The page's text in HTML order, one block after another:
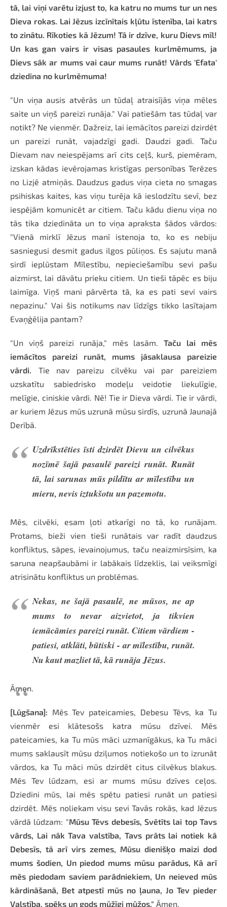
tā, lai viņi varētu izjust to, ka katru no mums tur un nes
Dieva rokas. Lai Jēzus izcīnītais kļūtu īstenība, lai katrs
to zinātu. Rīkoties kā Jēzum! Tā ir dzīve, kuru Dievs mīl!
Un kas gan vairs ir visas pasaules kurlmēmums, ja
Dievs sāk ar mums vai caur mums runāt! Vārds 'Efata'
dziedina no kurlmēmuma!
"Un viņa ausis atvērās un tūdaļ atraisījās viņa mēles
saite un viņš pareizi runāja." Vai patiešām tas tūdaļ var
notikt? Ne vienmēr. Dažreiz, lai iemācītos pareizi dzirdēt
un pareizi runāt, vajadzīgi gadi. Daudzi gadi. Taču
Dievam nav neiespējams arī cits ceļš, kurš, piemēram,
izskan kādas ievērojamas kristīgas personības Terēzes
no Lizjē atmiņās. Daudzus gadus viņa cieta no smagas
psihiskas kaites, kas viņu turēja kā ieslodzītu sevī, bez
iespējām komunicēt ar citiem. Taču kādu dienu viņa no
tās tika dziedināta un to viņa apraksta šādos vārdos:
"Vienā mirklī Jēzus manī istenoja to, ko es nebiju
sasniegusi desmit gadus ilgos pūliņos. Es sajutu manā
sirdī ieplūstam Mīlestību, nepieciešamību sevi pašu
aizmirst, lai dāvātu prieku citiem. Un tieši tāpēc es biju
laimīga. Viņš mani pārvērta tā, ka es pati sevi vairs
nepazinu." Vai šis notikums nav līdzīgs tikko lasītajam
Evaņģēlija pantam?
"Un viņš pareizi runāja," mēs lasām.Taču lai mēs
iemācītos pareizi runāt, mums jāsaklausa pareizie
vārdi. Tie nav pareizu cilvēku vai par pareiziem
uzskatītu sabiedrisko modeļu veidotie liekulīgie,
melīgie, ciniskie vārdi. Nē! Tie ir Dieva vārdi. Tie ir vārdi,
ar kuriem Jēzus mūs uzrunā mūsu sirdīs, uzrunā Jaunajā
Derībā.
Uzdrīkstēties īsti dzirdēt Dievu un cilvēkus
nozīmē šajā pasaulē pareizi runāt. Runāt
tā, lai sarunas mūs pildītu ar mīlestību un
mieru, nevis iztukšotu un pazemotu.
Mēs, cilvēki, esam ļoti atkarīgi no tā, ko runājam.
Protams, bieži vien tieši runātais var radīt daudzus
konfliktus, sāpes, ievainojumus, taču neaizmirsīsim, ka
saruna neapšaubāmi ir labākais līdzeklis, lai veiksmīgi
atrisinātu konfliktus un problēmas.
Nekas, ne šajā pasaulē, ne mūsos, ne ap
mums to nevar aizvietot, ja tikvien
iemācāmies pareizi runāt. Citiem vārdiem -
patiesi, atklāti, būtiski - ar mīlestību, runāt.
Nu kaut mazliet tā, kā runāja Jēzus.
Āmen.
[Lūgšana]: Mēs Tev pateicamies, Debesu Tēvs, ka Tu
vienmēr esi klātesošs katra mūsu dzīvei. Mēs
pateicamies, ka Tu mūs māci uzmanīgākus, ka Tu māci
mums saklausīt mūsu dziļumos notiekošo un to izrunāt
vārdos, ka Tu māci mūs dzirdēt citus cilvēkus blakus.
Mēs Tev lūdzam, esi ar mums mūsu dzīves ceļos.
Dziedini mūs, lai mēs spētu patiesi runāt un patiesi
dzirdēt. Mēs noliekam visu sevi Tavās rokās, kad Jēzus
vārdā lūdzam: "Mūsu Tēvs debesīs, Svētīts lai top Tavs
vārds, Lai nāk Tava valstība, Tavs prāts lai notiek kā
Debesīs, tā arī virs zemes, Mūsu dienišķo maizi dod
mums šodien, Un piedod mums mūsu parādus, Kā arī
mēs piedodam saviem parādniekiem, Un neieved mūs
kārdināšanā, Bet atpestī mūs no ļauna, Jo Tev pieder
Valstība, spēks un gods mūžīgi mūžos." Āmen.